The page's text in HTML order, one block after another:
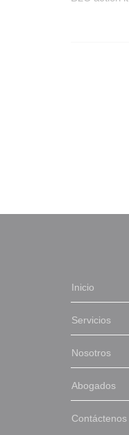
Inicio
Servicios
Nosotros
Abogados
Contáctenos